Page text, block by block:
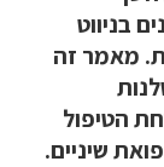
בניווט
מאמר זה
הטיפול
שיניים.